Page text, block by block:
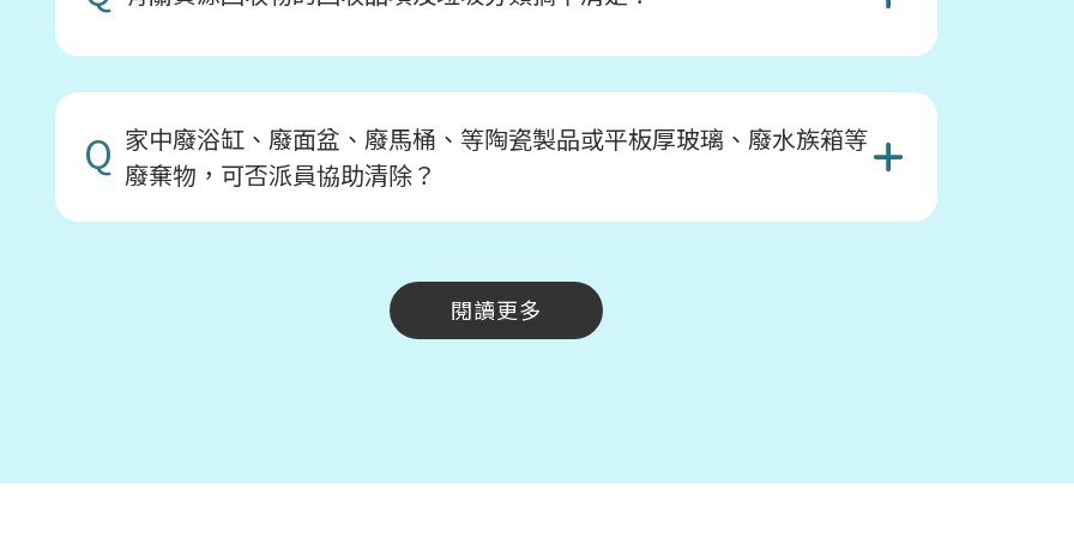
Q 家中廢浴缸、廢面盆、廢馬桶、等陶瓷製品或平板厚玻璃、廢水族箱等
廢棄物，可否派員協助清除？
閱讀更多